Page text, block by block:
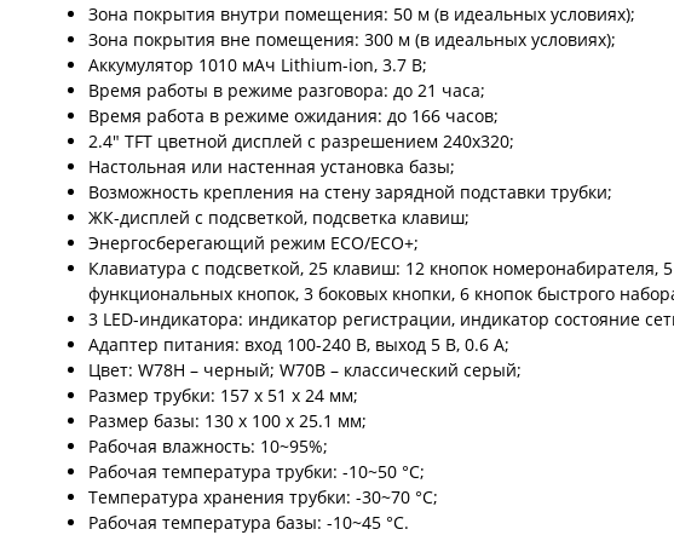
Зона покрытия внутри помещения: 50 м (в идеальных условиях);
Зона покрытия вне помещения: 300 м (в идеальных условиях);
Аккумулятор 1010 мАч Lithium-ion, 3.7 В;
Время работы в режиме разговора: до 21 часа;
Время работа в режиме ожидания: до 166 часов;
2.4" TFT цветной дисплей с разрешением 240x320;
Настольная или настенная установка базы;
Возможность крепления на стену зарядной подставки трубки;
ЖК-дисплей с подсветкой, подсветка клавиш;
Энергосберегающий режим ECO/ECO+;
Клавиатура с подсветкой, 25 клавиш: 12 кнопок
функциональных кнопок, 3 боковых кнопки, 6 кнопок быстрого
3 LED-индикатора: индикатор регистрации, индикатор состояние
Адаптер питания: вход 100-240 В, выход 5 В, 0.6 А;
Цвет: W78H – черный; W70B – классический серый;
Размер трубки: 157 х 51 х 24 мм;
Размер базы: 130 х 100 х 25.1 мм;
Рабочая влажность: 10~95%;
Рабочая температура трубки: -10~50 °C;
Температура хранения трубки: -30~70 °C;
Рабочая температура базы: -10~45 °C.